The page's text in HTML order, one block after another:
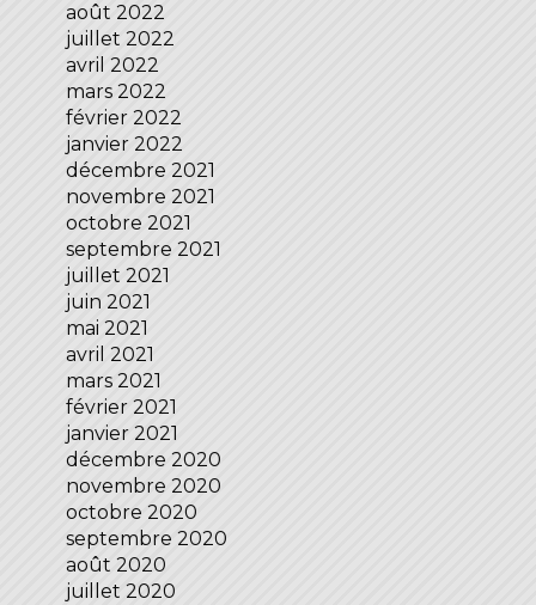
août 2022
juillet 2022
avril 2022
mars 2022
février 2022
janvier 2022
décembre 2021
novembre 2021
octobre 2021
septembre 2021
juillet 2021
juin 2021
mai 2021
avril 2021
mars 2021
février 2021
janvier 2021
décembre 2020
novembre 2020
octobre 2020
septembre 2020
août 2020
juillet 2020